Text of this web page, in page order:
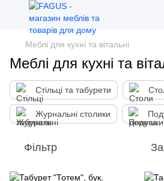
Меблі для кухні та вітальні
Меблі для кухні та
Стільці та табурети
Журнальні столики
Фільтр